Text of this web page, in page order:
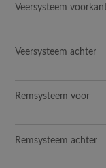
Veersysteem
Veersysteem achter
Remsysteem voor
Remsysteem achter